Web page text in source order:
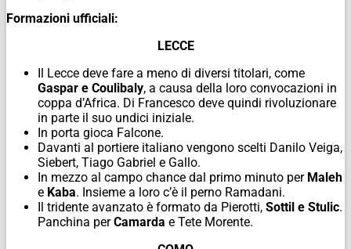
Formazioni ufficiali:
LECCE
Il Lecce deve fare a meno di diversi titolari, come
Gaspar e Coulibaly, a causa della loro convocazioni in
coppa d’Africa. Di Francesco deve quindi rivoluzionare
in parte il suo undici iniziale.
In porta gioca Falcone.
Davanti al portiere italiano vengono scelti Danilo Veiga,
Siebert, Tiago Gabriel e Gallo.
In mezzo al campo chance dal primo minuto per Maleh
e Kaba. Insieme a loro c’è il perno Ramadani.
Il tridente avanzato è formato da Pierotti, Sottil e Stulic.
Panchina perCamarda e Tete Morente.